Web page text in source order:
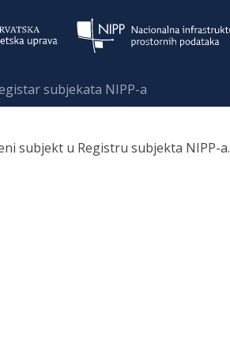
subjekata NIPP-a
subjekt u Registru subjekta NIPP-a.